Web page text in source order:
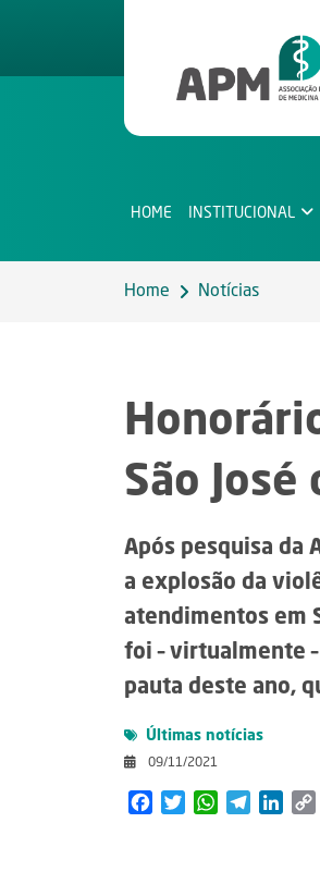
HOME INSTITUCIONAL
Home Notícias
São
Após pesquisa da
a explosão da
atendimentos em
foi – virtualmente
pauta deste ano,
Últimas notícias
09/11/2021
FacebookTwitterWhatsAppTelegram